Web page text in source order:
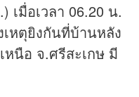
เมื่อเวลา 06.20 น.
เหตุยิงกันที่บ้านหลัง
นือ จ.ศรีสะเกษ มี